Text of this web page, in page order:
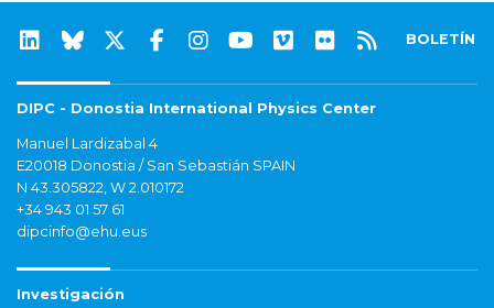
BOLETÍN
DIPC - Donostia International Physics Center
Manuel Lardizabal 4
E20018 Donostia / San Sebastián SPAIN
N 43.305822, W 2.010172
+34 943 01 57 61
dipcinfo@ehu.eus
Investigación